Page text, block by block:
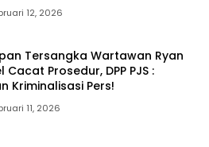
12, 2026
Tersangka Wartawan Ryan
Cacat Prosedur, DPP PJS :
Kriminalisasi Pers!
11, 2026